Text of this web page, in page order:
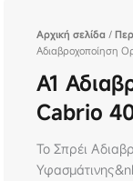
Αρχική σελίδα /
Αδιαβροχοποίηση
A1
Cabrio
Το Σπρέι